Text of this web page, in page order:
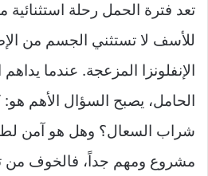
تعد فترة الحمل رحلة استثنائية
للأسف لا تستثني الجسم من
الإنفلونزا المزعجة. عندما
الحامل، يصبح السؤال الأهم
شراب السعال؟ وهل هو آمن
مشروع ومهم جداً، فالخوف من